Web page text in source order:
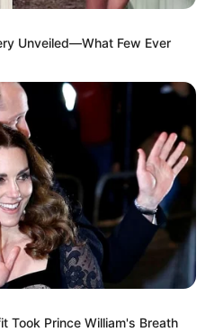
a maior entrega de
aos Agentes de Saúde da
é indiciada por falsificar
aconteceram.
restituição do IR paga R$
2,7 milhões de
Unveiled—What Few Ever
Took Prince William's Breath